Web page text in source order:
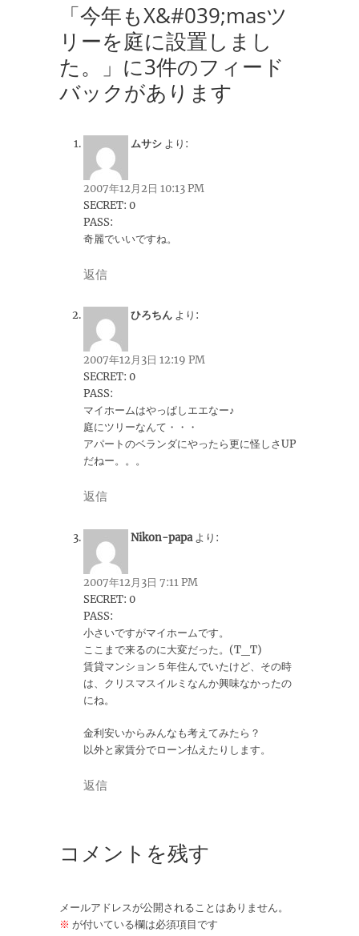
「今年もX&#039;masツ
リーを庭に設置しまし
た。」に3件のフィード
バックがあります
ムサシ より:
2007年12月2日 10:13 PM
SECRET: 0
PASS:
奇麗でいいですね。
返信
ひろちん より:
2007年12月3日 12:19 PM
SECRET: 0
PASS:
マイホームはやっぱしエエなー♪
庭にツリーなんて・・・
アパートのベランダにやったら更に怪しさUP
だねー。。。
返信
Nikon-papa より:
2007年12月3日 7:11 PM
SECRET: 0
PASS:
小さいですがマイホームです。
ここまで来るのに大変だった。(T_T)
賃貸マンション５年住んでいたけど、その時
は、クリスマスイルミなんか興味なかったの
にね。
金利安いからみんなも考えてみたら？
以外と家賃分でローン払えたりします。
返信
コメントを残す
メールアドレスが公開されることはありません。
※ が付いている欄は必須項目です